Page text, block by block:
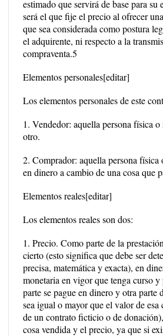
estimado que servirá de base para
será el que fije el precio al ofrecer
que sea considerada como postura
el adquirente, ni respecto a la
compraventa.5
Elementos personales[editar]
Los elementos personales de este
1. Vendedor: aquella persona física
otro.
2. Comprador: aquella persona
en dinero a cambio de una cosa que
Elementos reales[editar]
Los elementos reales son dos:
1. Precio. Como parte de la
cierto (esto significa que debe ser
precisa, matemática y exacta), en
monetaria en vigor que tenga curso
parte se pague en dinero y otra
sea igual o mayor que el valor de
de un contrato ficticio o de
cosa vendida y el precio, ya que si